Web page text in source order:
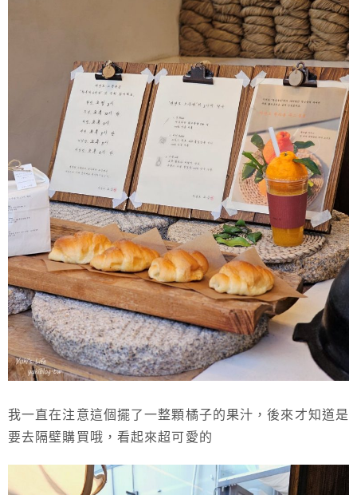
我一直在注意這個擺了一整顆橘子的果汁，後來才知道是
要去隔壁購買哦，看起來超可愛的